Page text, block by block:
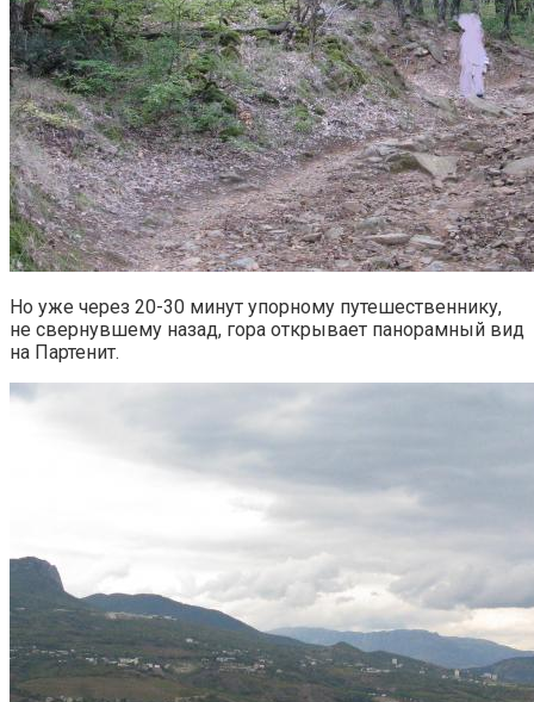
Но уже через 20-30 минут упорному путешественнику,
не свернувшему назад, гора открывает панорамный вид
на Партенит.